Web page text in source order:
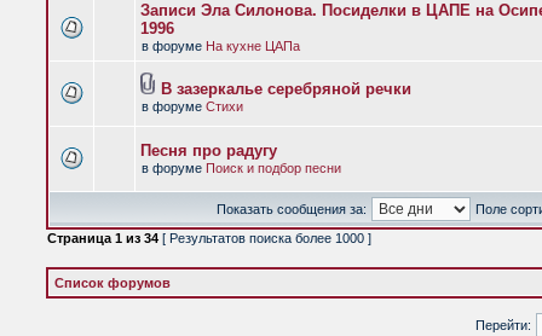
Записи Эла Силонова. Посиделки в ЦАПЕ на
1996
в форуме На кухне ЦАПа
В зазеркалье серебряной речки
в форуме Стихи
Песня про радугу
в форуме Поиск и подбор песни
Показать сообщения за:
Поле
Страница 1 из 34 [ Результатов поиска более 1000 ]
Список форумов
Перейти: